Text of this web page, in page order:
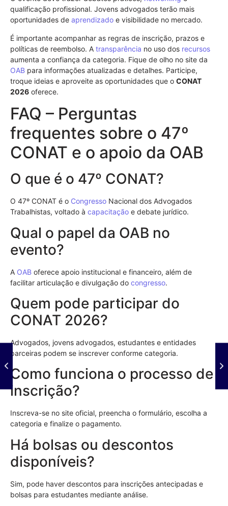
qualificação profissional. Jovens advogados terão mais
oportunidades de aprendizado e visibilidade no mercado.
É importante acompanhar as regras de inscrição, prazos e
políticas de reembolso. A transparência no uso dos recursos
aumenta a confiança da categoria. Fique de olho no site da
OAB para informações atualizadas e detalhes. Participe,
troque ideias e aproveite as oportunidades que o CONAT
2026 oferece.
FAQ – Perguntas
frequentes sobre o 47º
CONAT e o apoio da OAB
O que é o 47º CONAT?
O 47º CONAT é o Congresso Nacional dos Advogados
Trabalhistas, voltado à capacitação e debate jurídico.
Qual o papel da OAB no
evento?
A OAB oferece apoio institucional e financeiro, além de
facilitar articulação e divulgação do congresso.
Quem pode participar do
CONAT 2026?
Advogados, jovens advogados, estudantes e entidades
parceiras podem se inscrever conforme categoria.
Como funciona o processo de
inscrição?
Inscreva-se no site oficial, preencha o formulário, escolha a
categoria e finalize o pagamento.
Há bolsas ou descontos
disponíveis?
Sim, pode haver descontos para inscrições antecipadas e
bolsas para estudantes mediante análise.